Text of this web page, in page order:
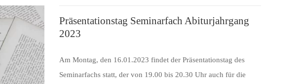
Präsentationstag Seminarfach Abiturjahrgang
2023
Am Montag, den 16.01.2023 findet der Präsentationstag des
Seminarfachs statt, der von 19.00 bis 20.30 Uhr auch für die